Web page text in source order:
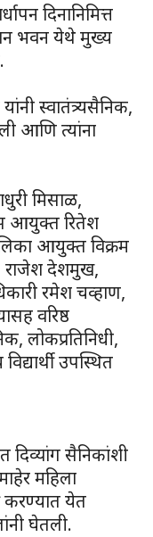
दिनानिमित्त
भवन येथे मुख्य
स्वातंत्र्यसैनिक,
आणि त्यांना
मिसाळ,
आयुक्त रितेश
आयुक्त विक्रम
राजेश देशमुख,
रमेश चव्हाण,
वरिष्ठ
लोकप्रतिनिधी,
उपस्थित
दिव्यांग सैनिकांशी
महिला
करण्यात येत
घेतली.